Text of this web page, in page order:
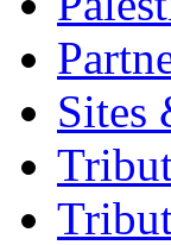
Sites